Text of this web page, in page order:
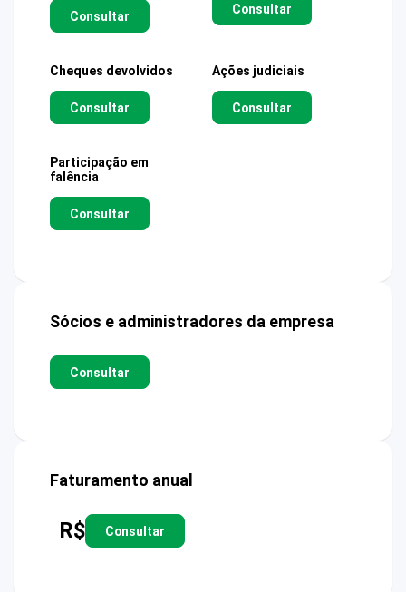
Consultar Consultar
Cheques devolvidos
Consultar
Ações judiciais
Consultar
Participação em
falência
Consultar
Sócios e administradores da empresa
Consultar
Faturamento anual
R$ Consultar